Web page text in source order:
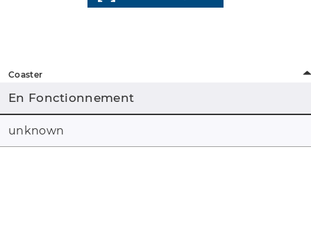
Coaster
En Fonctionnement
unknown